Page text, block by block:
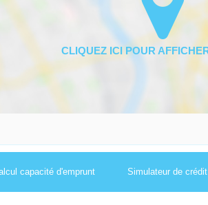
capacité d'emprunt Simulateur de crédit